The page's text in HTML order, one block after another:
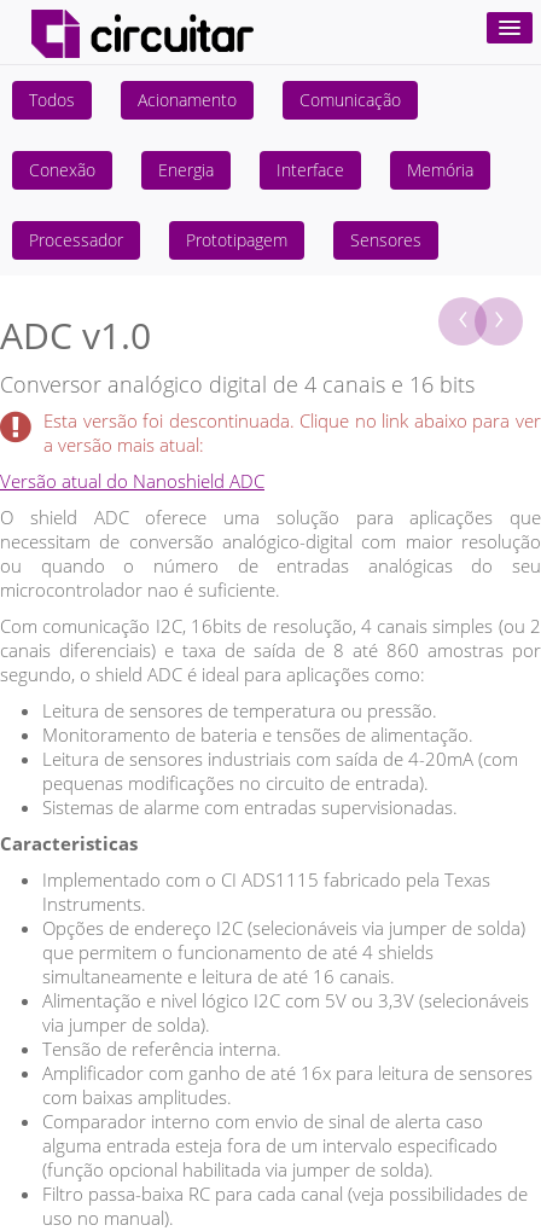
Produtos
Projetos
Nanoshields
Todos Acionamento Comunicação
Conexão Energia Interface Memória
Processador Prototipagem Sensores
‹ ›
ADC v1.0
Conversor analógico digital de 4 canais e 16 bits
Esta versão foi descontinuada. Clique no link abaixo para ver
a versão mais atual:
Versão atual do Nanoshield ADC
O shield ADC oferece uma solução para aplicações que
necessitam de conversão analógico-digital com maior resolução
ou quando o número de entradas analógicas do seu
microcontrolador nao é suficiente.
Com comunicação I2C, 16bits de resolução, 4 canais simples (ou 2
canais diferenciais) e taxa de saída de 8 até 860 amostras por
segundo, o shield ADC é ideal para aplicações como:
Leitura de sensores de temperatura ou pressão.
Monitoramento de bateria e tensões de alimentação.
Leitura de sensores industriais com saída de 4-20mA (com
pequenas modificações no circuito de entrada).
Sistemas de alarme com entradas supervisionadas.
Caracteristicas
Implementado com o CI ADS1115 fabricado pela Texas
Instruments.
Opções de endereço I2C (selecionáveis via jumper de solda)
que permitem o funcionamento de até 4 shields
simultaneamente e leitura de até 16 canais.
Alimentação e nivel lógico I2C com 5V ou 3,3V (selecionáveis
via jumper de solda).
Tensão de referência interna.
Amplificador com ganho de até 16x para leitura de sensores
com baixas amplitudes.
Comparador interno com envio de sinal de alerta caso
alguma entrada esteja fora de um intervalo especificado
(função opcional habilitada via jumper de solda).
Filtro passa-baixa RC para cada canal (veja possibilidades de
uso no manual).